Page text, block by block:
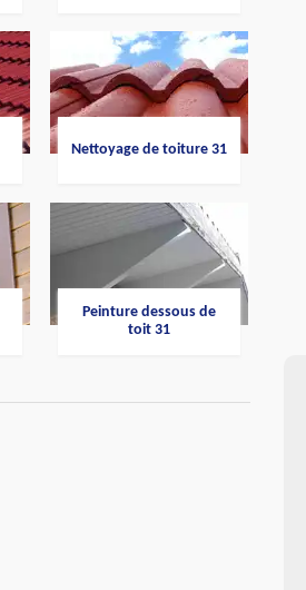
Nettoyage de toiture 31
Peinture dessous de
toit 31